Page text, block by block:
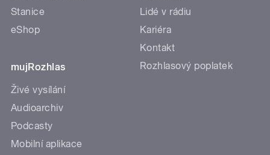
Stanice
eShop
mujRozhlas
Živé vysílání
Audioarchiv
Podcasty
Mobilní aplikace
Lidé v rádiu
Kariéra
Kontakt
Rozhlasový poplatek